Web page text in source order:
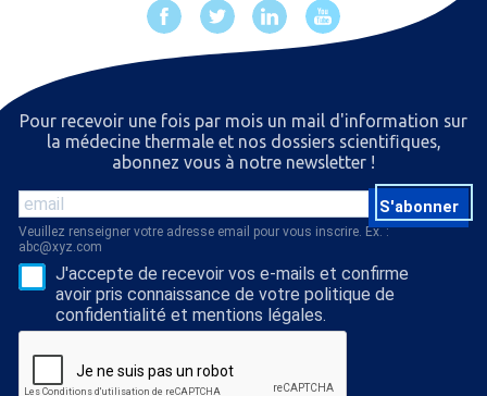
Pour recevoir une fois par mois un mail d'information sur
la médecine thermale et nos dossiers scientiﬁques,
abonnez vous à notre newsletter !
S'abonner
Veuillez renseigner votre adresse email pour vous inscrire. Ex. :
abc@xyz.com
J'accepte de recevoir vos e-mails et confirme
avoir pris connaissance de votre politique de
confidentialité et mentions légales.